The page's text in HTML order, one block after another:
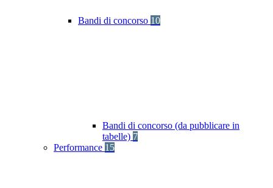
Bandi di concorso 10
Bandi di concorso (da pubblicare in
tabelle) 7
Performance 15